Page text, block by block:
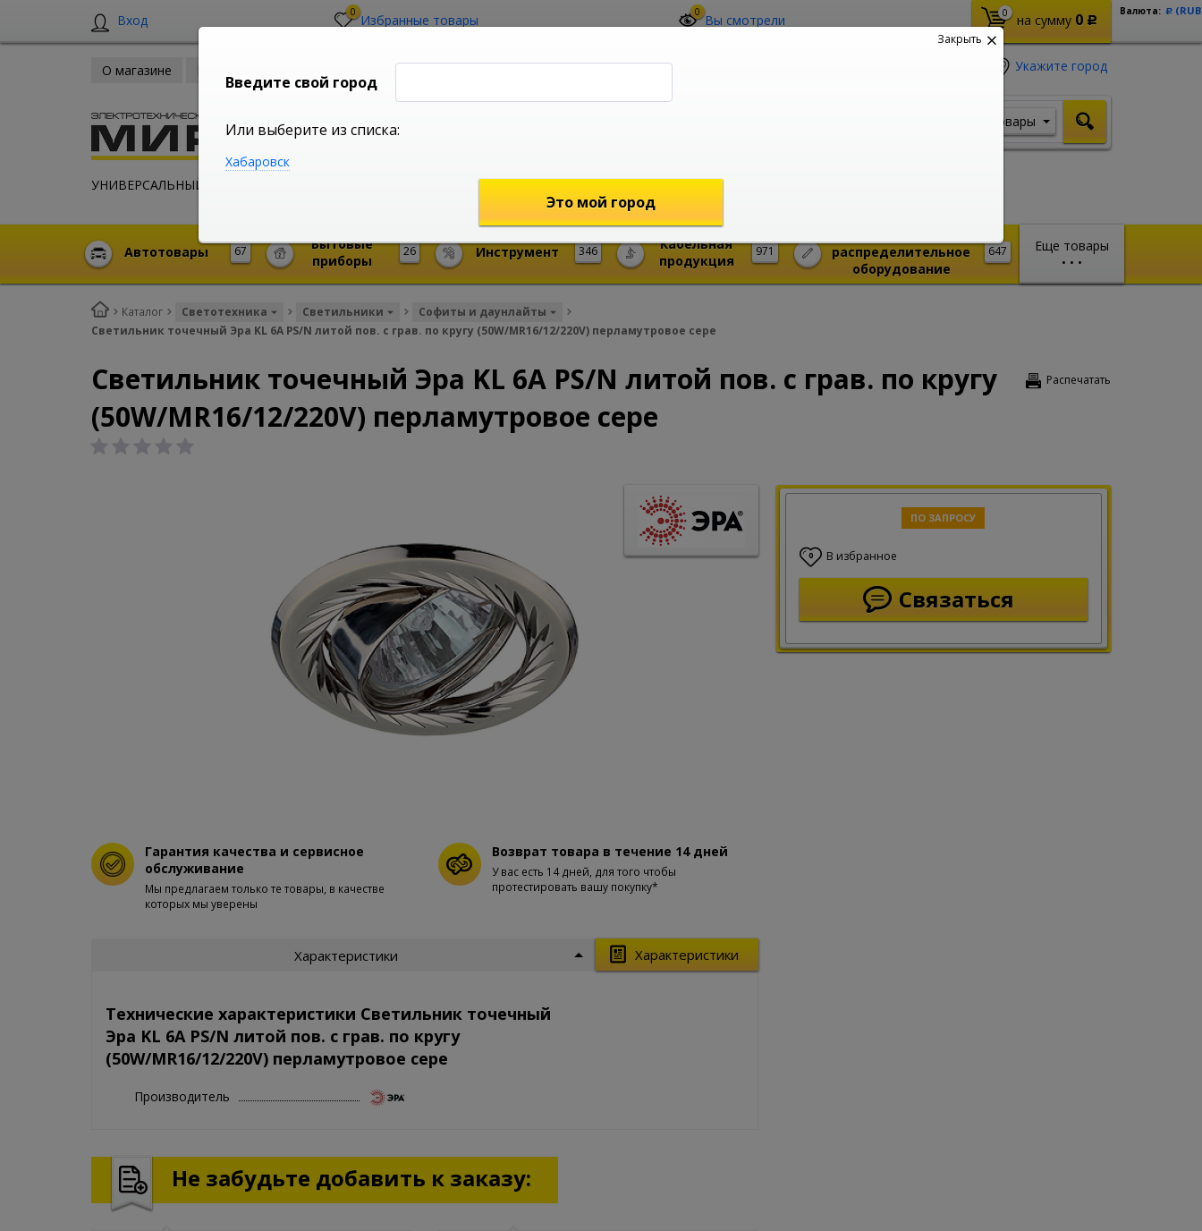
Вход 0 Избранные товары 0 Вы смотрели 0 на сумму 0 Р
Валюта: Р
О магазине
УНИВЕРСАЛЬНЫЙ ИНТЕРНЕТ МАГАЗИН
Укажите город
shop@mireks.ru
Товары
Еще товары
• • •
67
Автотовары 26
Бытовые
приборы
346
Инструмент 971
Кабельная
продукция
647
распределительное
оборудование
Каталог Светотехника Светильники
Софиты и даунлайты
Светильник точечный Эра KL 6A PS/N литой пов. с грав. по кругу (50W/MR16/12/220V) перламутровое сере
Распечатать
Светильник точечный Эра KL 6A PS/N литой пов. с грав. по кругу
(50W/MR16/12/220V) перламутровое сере
ПО ЗАПРОСУ
0 В избранное
Связаться
Гарантия качества и сервисное
обслуживание
Мы предлагаем только те товары, в качестве
которых мы уверены
Возврат товара в течение 14 дней
У вас есть 14 дней, для того чтобы
протестировать вашу покупку*
Характеристики
Характеристики
Технические характеристики Светильник точечный
Эра KL 6A PS/N литой пов. с грав. по кругу
(50W/MR16/12/220V) перламутровое сере
Производитель
Не забудьте добавить к заказу:
Закрыть
Введите свой город
Или выберите из списка:
Хабаровск
Это мой город